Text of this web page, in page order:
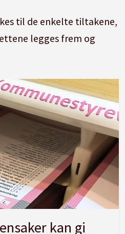
til de enkelte tiltakene,
legges frem og
kan gi